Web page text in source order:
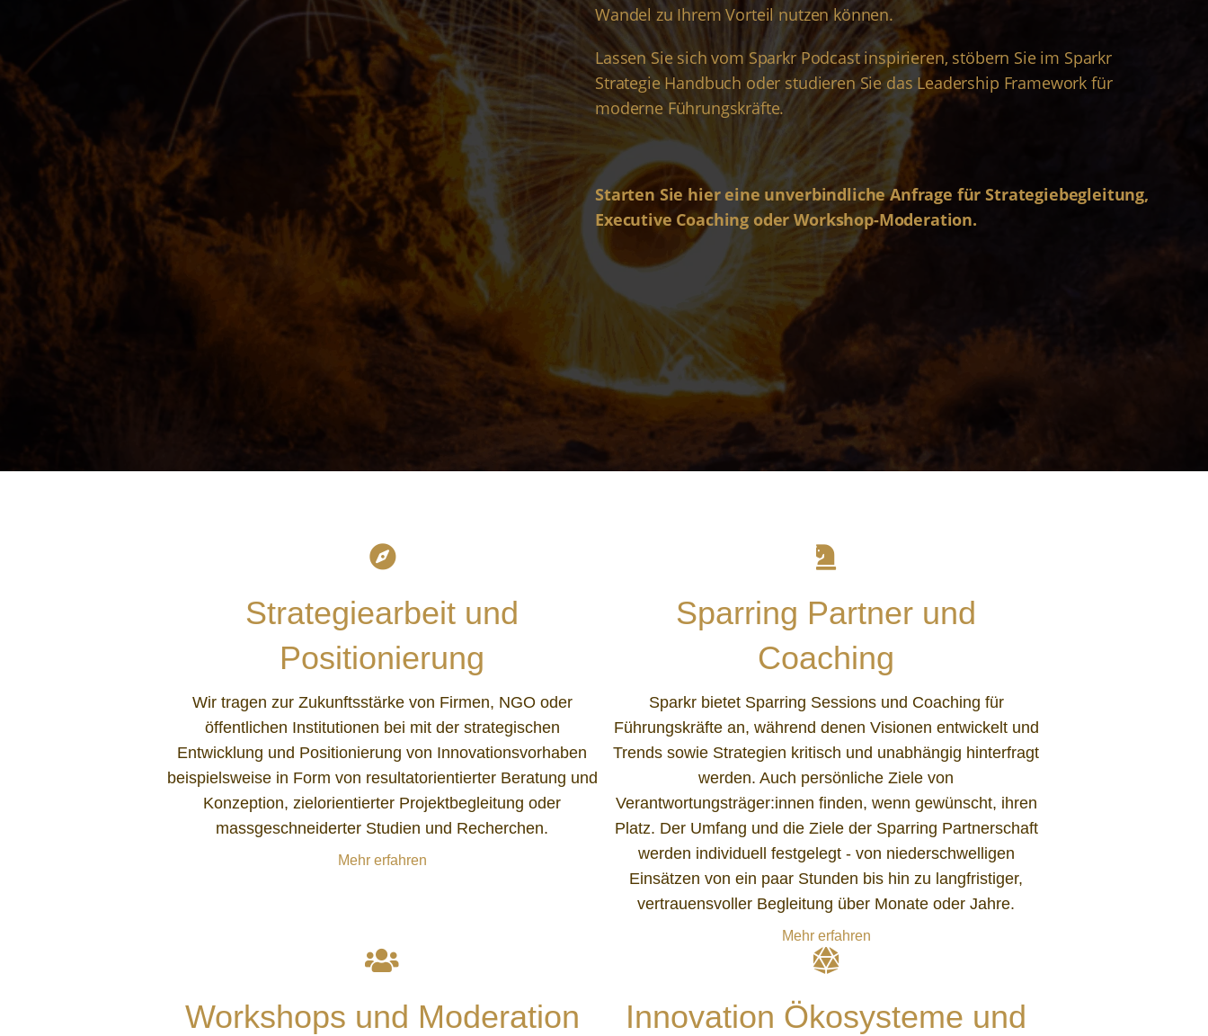
Wandel zu Ihrem Vorteil nutzen können.
Lassen Sie sich vom Sparkr Podcastinspirieren, stöbern Sie im Sparkr
Strategie Handbuch oder studieren Sie dasLeadership Framework für
moderne Führungskräfte.
Starten Sie hier eine unverbindliche Anfrage für Strategiebegleitung,
Executive Coaching oder Workshop-Moderation.
Strategiearbeit und
Positionierung
Wir tragen zur Zukunftsstärke von Firmen, NGO oder
öffentlichen Institutionen bei mit der strategischen
Entwicklung und Positionierung von Innovationsvorhaben
beispielsweise in Form von resultatorientierter Beratung und
Konzeption, zielorientierter Projektbegleitung oder
massgeschneiderter Studien und Recherchen.
Mehr erfahren
Sparring Partner und
Coaching
Sparkr bietet Sparring Sessions und Coaching für
Führungskräfte an, während denen Visionen entwickelt und
Trends sowie Strategien kritisch und unabhängig hinterfragt
werden. Auch persönliche Ziele von
Verantwortungsträger:innen finden, wenn gewünscht, ihren
Platz. Der Umfang und die Ziele der Sparring Partnerschaft
werden individuell festgelegt - von niederschwelligen
Einsätzen von ein paar Stunden bis hin zu langfristiger,
vertrauensvoller Begleitung über Monate oder Jahre.
Mehr erfahren
Workshops und Moderation
Innovation Ökosysteme und